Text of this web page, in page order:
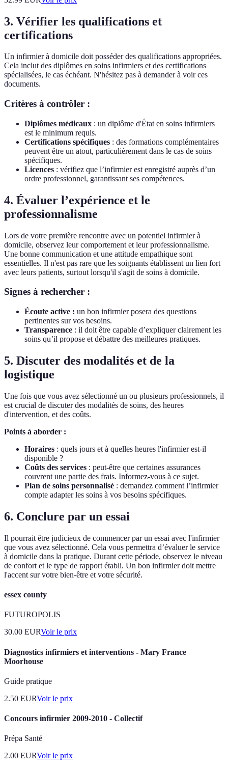
3. Vérifier les qualifications et
certifications
Un infirmier à domicile doit posséder des qualifications appropriées.
Cela inclut des diplômes en soins infirmiers et des certifications
spécialisées, le cas échéant. N'hésitez pas à demander à voir ces
documents.
Critères à contrôler :
Diplômes médicaux : un diplôme d'État en soins infirmiers
est le minimum requis.
Certifications spécifiques : des formations complémentaires
peuvent être un atout, particulièrement dans le cas de soins
spécifiques.
Licences : vérifiez que l’infirmier est enregistré auprès d’un
ordre professionnel, garantissant ses compétences.
4. Évaluer l’expérience et le
professionnalisme
Lors de votre première rencontre avec un potentiel infirmier à
domicile, observez leur comportement et leur professionnalisme.
Une bonne communication et une attitude empathique sont
essentielles. Il n'est pas rare que les soignants établissent un lien fort
avec leurs patients, surtout lorsqu'il s'agit de soins à domicile.
Signes à rechercher :
Écoute active : un bon infirmier posera des questions
pertinentes sur vos besoins.
Transparence : il doit être capable d’expliquer clairement les
soins qu’il propose et débattre des meilleures pratiques.
5. Discuter des modalités et de la
logistique
Une fois que vous avez sélectionné un ou plusieurs professionnels, il
est crucial de discuter des modalités de soins, des heures
d'intervention, et des coûts.
Points à aborder :
Horaires : quels jours et à quelles heures l'infirmier est-il
disponible ?
Coûts des services : peut-être que certaines assurances
couvrent une partie des frais. Informez-vous à ce sujet.
Plan de soins personnalisé : demandez comment l’infirmier
compte adapter les soins à vos besoins spécifiques.
6. Conclure par un essai
Il pourrait être judicieux de commencer par un essai avec l'infirmier
que vous avez sélectionné. Cela vous permettra d’évaluer le service
à domicile dans la pratique. Durant cette période, observez le niveau
de confort et le type de rapport établi. Un bon infirmier doit mettre
l'accent sur votre bien-être et votre sécurité.
essex county
FUTUROPOLIS
30.00 EURVoir le prix
Diagnostics infirmiers et interventions - Mary France
Moorhouse
Guide pratique
2.50 EURVoir le prix
Concours infirmier 2009-2010 - Collectif
Prépa Santé
2.00 EURVoir le prix